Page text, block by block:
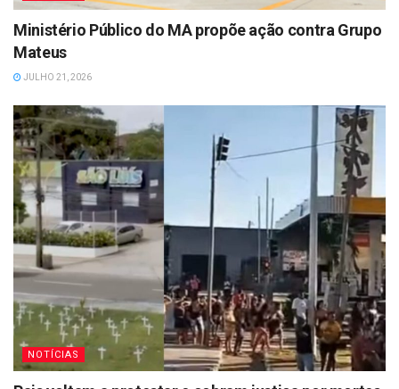
Ministério Público do MA propõe ação contra Grupo
Mateus
JULHO 21, 2026
NOTÍCIAS